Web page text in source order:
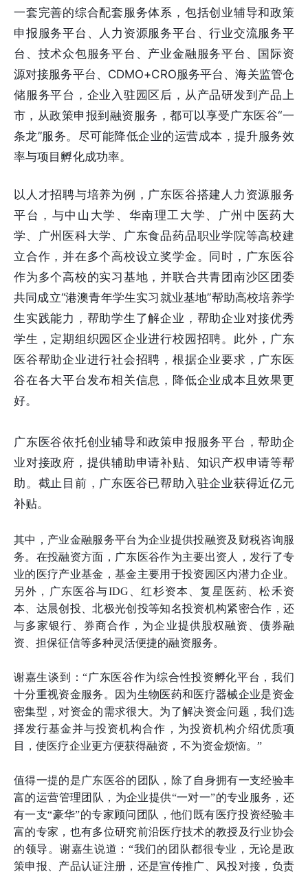
一套完善的综合配套服务体系，包括创业辅导和政策
申报服务平台、人力资源服务平台、行业交流服务平
台、技术众包服务平台、产业金融服务平台、国际资
源对接服务平台、CDMO+CRO服务平台、海关监管仓
储服务平台，企业入驻园区后，从产品研发到产品上
市，从政策申报到融资服务，都可以享受广东医谷“一
条龙”服务。尽可能降低企业的运营成本，提升服务效
率与项目孵化成功率。
以人才招聘与培养为例，广东医谷搭建人力资源服务
平台，与中山大学、华南理工大学、广州中医药大
学、广州医科大学、广东食品药品职业学院等高校建
立合作，并在多个高校设立奖学金。同时，广东医谷
作为多个高校的实习基地，并联合共青团南沙区团委
共同成立“港澳青年学生实习就业基地”帮助高校培养学
生实践能力，帮助学生了解企业，帮助企业对接优秀
学生，定期组织园区企业进行校园招聘。此外，广东
医谷帮助企业进行社会招聘，根据企业要求，广东医
谷在各大平台发布相关信息，降低企业成本且效果更
好。
广东医谷依托创业辅导和政策申报服务平台，帮助企
业对接政府，提供辅助申请补贴、知识产权申请等帮
助。截止目前，广东医谷已帮助入驻企业获得近亿元
补贴。
其中，产业金融服务平台为企业提供投融资及财税咨询服
务。在投融资方面，广东医谷作为主要出资人，发行了专
业的医疗产业基金，基金主要用于投资园区内潜力企业。
另外，广东医谷与IDG、红杉资本、复星医药、松禾资
本、达晨创投、北极光创投等知名投资机构紧密合作，还
与多家银行、券商合作，为企业提供股权融资、债券融
资、担保征信等多种灵活便捷的融资服务。
谢嘉生谈到：“广东医谷作为综合性投资孵化平台，我们
十分重视资金服务。因为生物医药和医疗器械企业是资金
密集型，对资金的需求很大。为了解决资金问题，我们选
择发行基金并与投资机构合作，为投资机构介绍优质项
目，使医疗企业更方便获得融资，不为资金烦恼。”
值得一提的是广东医谷的团队，除了自身拥有一支经验丰
富的运营管理团队，为企业提供“一对一”的专业服务，还
有一支“豪华”的专家顾问团队，他们既有医疗投资经验丰
富的专家，也有多位研究前沿医疗技术的教授及行业协会
的领导。谢嘉生说道：“我们的团队都很专业，无论是政
策申报、产品认证注册，还是宣传推广、风投对接，负责